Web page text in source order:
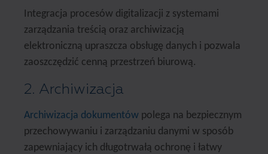
Integracja procesów digitalizacji z systemami
zarządzania treścią oraz archiwizacją
elektroniczną upraszcza obsługę danych i pozwala
zaoszczędzić cenną przestrzeń biurową.
2. Archiwizacja
Archiwizacja dokumentów polega na bezpiecznym
przechowywaniu i zarządzaniu danymi w sposób
zapewniający ich długotrwałą ochronę i łatwy